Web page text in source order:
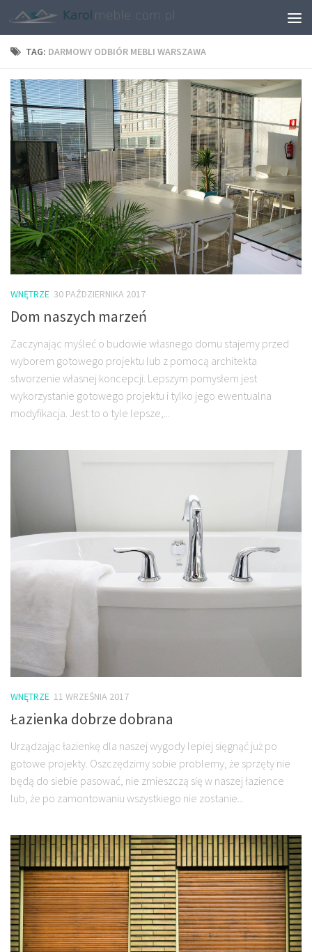
TAG: DARMOWY ODBIÓR MEBLI WARSZAWA
WNĘTRZE 30 PAŹDZIERNIKA 2017
Dom naszych marzeń
Zaczynając myśleć o budowie własnego domu stajemy przed
wyborem gotowego projektu lub z pomocą architekta
stworzenie własnej koncepcji. Lepszym pomysłem jest
wykorzystanie gotowego projektu i tylko jego ewentualna
modyfikacja. Jest to o tyle lepsze,...
WNĘTRZE 11 WRZEŚNIA 2017
Łazienka dobrze dobrana
Urządzając łazienkę dla naszej wygody lepiej sięgnąć już po
gotowe projekty. Oszczędzimy sobie problemy, że sprzęty nie
będą do siebie pasować, nie zmieszczą się w naszej łazience
lub, że po zamontowaniu wszystkiego nie zostanie...